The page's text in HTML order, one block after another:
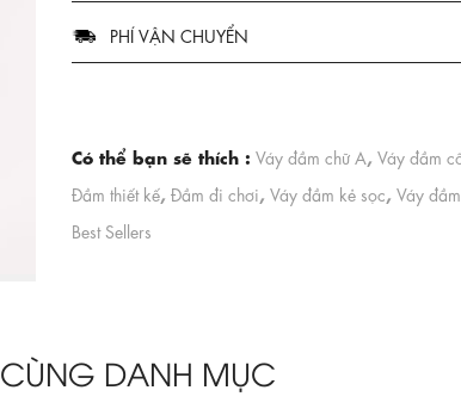
PHÍ VẬN CHUYỂN
Có thể bạn sẽ thích : Váy đầm chữ A, Váy đầm
Đầm thiết kế, Đầm đi chơi, Váy đầm kẻ sọc, Váy
Best Sellers
DANH MỤC